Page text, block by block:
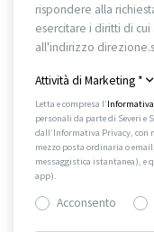
rispondere alla
esercitare i diritti di cui
all'indirizzo
Attività di Marketing *
Letta e compresa l’
personali da parte di Severi
dall’Informativa Privacy, con
mezzo posta ordinaria o
messaggistica istantanea), e
app).
Acconsento